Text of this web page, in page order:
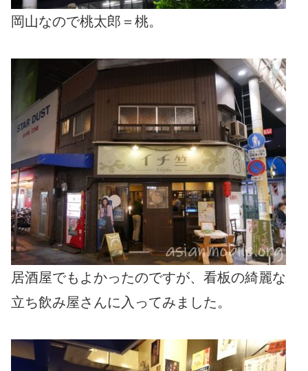
岡山なので桃太郎＝桃。
居酒屋でもよかったのですが、看板の綺麗な
立ち飲み屋さんに入ってみました。